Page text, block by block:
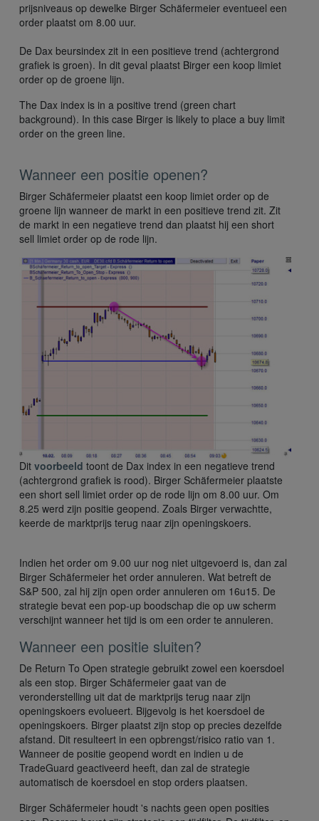
prijsniveaus op dewelke Birger Schäfermeier eventueel een
order plaatst om 8.00 uur.
De Dax beursindex zit in een positieve trend (achtergrond
grafiek is groen). In dit geval plaatst Birger een koop limiet
order op de groene lijn.
The Dax index is in a positive trend (green chart
background). In this case Birger is likely to place a buy limit
order on the green line.
Wanneer een positie openen?
Birger Schäfermeier plaatst een koop limiet order op de
groene lijn wanneer de markt in een positieve trend zit. Zit
de markt in een negatieve trend dan plaatst hij een short
sell limiet order op de rode lijn.
Dit voorbeeld toont de Dax index in een negatieve trend
(achtergrond grafiek is rood). Birger Schäfermeier plaatste
een short sell limiet order op de rode lijn om 8.00 uur. Om
8.25 werd zijn positie geopend. Zoals Birger verwachtte,
keerde de marktprijs terug naar zijn openingskoers.
Indien het order om 9.00 uur nog niet uitgevoerd is, dan zal
Birger Schäfermeier het order annuleren. Wat betreft de
S&P 500, zal hij zijn open order annuleren om 16u15. De
strategie bevat een pop-up boodschap die op uw scherm
verschijnt wanneer het tijd is om een order te annuleren.
Wanneer een positie sluiten?
De Return To Open strategie gebruikt zowel een koersdoel
als een stop. Birger Schäfermeier gaat van de
veronderstelling uit dat de marktprijs terug naar zijn
openingskoers evolueert. Bijgevolg is het koersdoel de
openingskoers. Birger plaatst zijn stop op precies dezelfde
afstand. Dit resulteert in een opbrengst/risico ratio van 1.
Wanneer de positie geopend wordt en indien u de
TradeGuard geactiveerd heeft, dan zal de strategie
automatisch de koersdoel en stop orders plaatsen.
Birger Schäfermeier houdt 's nachts geen open posities